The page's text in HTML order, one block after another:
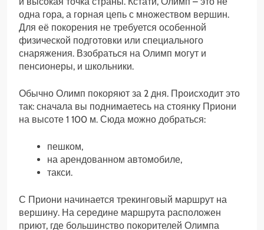
одна гора, а горная цепь с множеством вершин.
Для её покорения не требуется особенной
физической подготовки или специального
снаряжения. Взобраться на Олимп могут и
пенсионеры, и школьники.
Обычно Олимп покоряют за 2 дня. Происходит это
так: сначала вы поднимаетесь на стоянку Приони
на высоте 1 100 м. Сюда можно добраться:
пешком,
на арендованном автомобиле,
такси.
С Приони начинается трекинговый маршрут на
вершину. На середине маршрута расположен
приют, где большинство покорителей Олимпа